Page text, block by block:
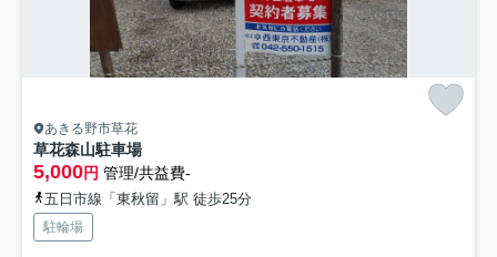
あきる野市草花
草花森山駐車場
5,000円 管理/共益費-
五日市線「東秋留」駅 徒歩25分
駐輪場